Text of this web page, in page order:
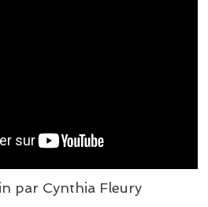
par Cynthia Fleury